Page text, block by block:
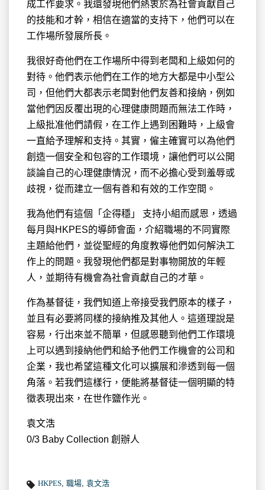
成工作要求。我還發現他們熱衷於為社會貢獻自己
的技能和才幹，相信在適當的支持下，他們可以在
工作場所發展所長。
我很好奇他們在工作場所中得到老闆和上級如何的
對待。他們表示他們在工作的地方大都是中小型公
司，但他們大都表示老闆對他們友善和接納，例如
當他們因反覆出現的心理健康問題而無法工作時，
上級批准他們請假，在工作上遇到困難時，上級會
一直給予理解和支持。其實，僱主確實可以為他們
創造一個安全和包容的工作環境，讓他們可以公開
談論自己的心理健康情況，而不必擔心受到羞辱或
歧視，從而建立一個有善和有效的工作空間。
我為他們有這個「企得穩」 支持小組而感恩，透過
每月與HKPES的導師會面，介紹職場的不同實際
主題給他們，並從聖經的角度教導他們如何解決工
作上的問題。我發現他們都是對事物開放的年輕
人，並期待有機會為社會貢獻自己的才華。
作為基督徒，我們知道上帝接受我們原本的樣子，
並且有必要將同樣的接納推及其他人。這道理說是
容易，行出來並不簡單，但感恩聽到他們工作環境
上可以遇到接納他們和給予他們工作機會的公司和
企業，我也希望這種文化可以擴展和滲透到每一個
角落。若我們這樣行，便能將基督徒一個明顯的特
徵表現出來，在世作鹽作光。
袁文浩
0/3 Baby Collection 創辦人
HKPES 職場 袁文浩